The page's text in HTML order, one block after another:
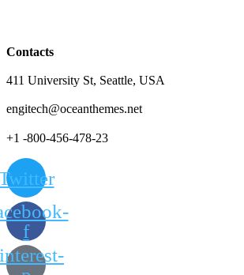
Contacts
411 University St, Seattle, USA
engitech@oceanthemes.net
+1 -800-456-478-23
f